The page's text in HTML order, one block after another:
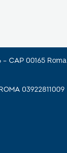
– CAP 00165 Roma
03922811009